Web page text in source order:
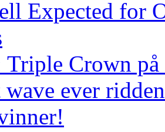
Expected for
Triple Crown på
ever